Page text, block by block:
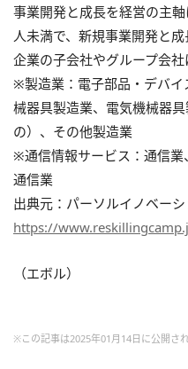
事業開発と成長を経営の主
人未満で、新規事業開発と
企業の子会社やグループ会社
※製造業：電子部品・デバ
械器具製造業、電気機械器
の）、その他製造業
※通信情報サービス：通信業
通信業
出典元：パーソルイノベー
https://
（エボル）
※この記事は2025年01月14日に公開さ